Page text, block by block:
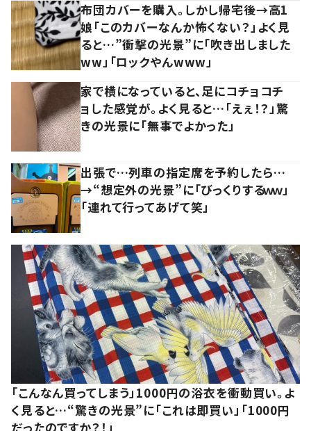
布団カバーを購入。しかし帰宅後→高1
娘「このカバーなんか怖くない？」よく見
ると…”衝撃の光景”に「吹き出しました
ww」「ロックやんwww」
家で横になっていると、足にコチョコチ
ョした感覚が。よく見ると…「えぇ！？」驚
きの光景に「無事でよかった」
出張で…列車の指定席を予約したら…
→“想定外の光景”に「びっくりするｗｗ」
「連れて行ってあげて笑」
「こんなん買ってしまう」1000円の浴衣を衝動買い。よ
く見ると…“驚きの光景”に「これは即買い」「1000円
だったのですか？！」